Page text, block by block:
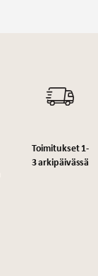
Toimitukset 1-
3 arkipäivässä